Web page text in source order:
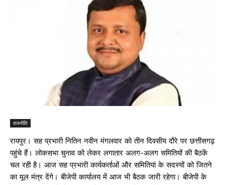
राजनीति
रायपुर। सह प्रभारी नितिन नवीन मंगलवार को तीन दिवसीय दौरे पर छत्तीसगढ़
पहुंचे हैं। लोकसभा चुनाव को लेकर लगातार अलग-अलग समितियों की बैठकें
चल रही है। आज सह प्रभारी कार्यकर्ताओं और समितियां के सदस्यों को जितने
का मूल मंत्र देंगे। बीजेपी कार्यालय में आज भी बैठक जारी रहेगा। बीजेपी के